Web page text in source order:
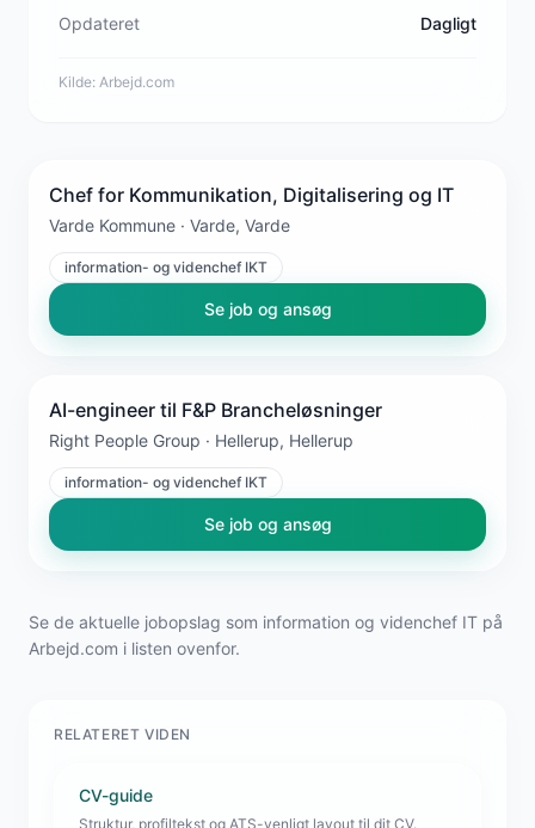
Opdateret Dagligt
Kilde: Arbejd.com
Chef for Kommunikation, Digitalisering og IT
Varde Kommune · Varde, Varde
information- og videnchef IKT
Se job og ansøg
AI-engineer til F&P Brancheløsninger
Right People Group · Hellerup, Hellerup
information- og videnchef IKT
Se job og ansøg
Se de aktuelle jobopslag som information og videnchef IT på
Arbejd.com i listen ovenfor.
RELATERET VIDEN
CV-guide
Struktur, profiltekst og ATS-venligt layout til dit CV.